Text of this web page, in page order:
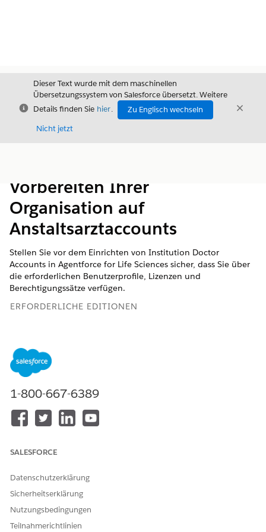
Schließen
Dieser Text wurde mit dem maschinellen
Übersetzungssystem von Salesforce übersetzt. Weitere
Details finden Sie hier.
Zu Englisch wechseln
Nicht jetzt
Vorbereiten Ihrer
Organisation auf
Anstaltsarztaccounts
Stellen Sie vor dem Einrichten von Institution Doctor
Accounts in Agentforce for Life Sciences sicher, dass Sie über
die erforderlichen Benutzerprofile, Lizenzen und
Berechtigungssätze verfügen.
ERFORDERLICHE EDITIONEN
Verfügbarkeit:
Sciences Cloud, der Add-On-Lizenz "Life Sciences Cloud für
Kundenengagement" und dem verwalteten Paket "Life
Sciences Customer Engagement".
Erstellen Sie benutzerdefinierte Benutzerprofile für
Außendienstmitarbeiter und Vertriebsleiter auf der
Profile den entsprechenden Benutzerdatensätzen zu.
benutzerdefinierter Profile für Kundenengagement-
Weisen Sie Administratoren die Berechtigungssätze "Life
Sciences Core" (Biowissenschaften) und "Commercial
Admin" (Handelsadministrator für Biowissenschaften) zu.
1-800-667-6389
SALESFORCE
Datenschutzerklärung
Sicherheitserklärung
Nutzungsbedingungen
Teilnahmerichtlinien